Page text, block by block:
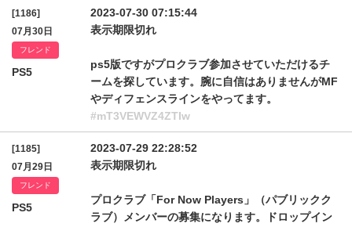
[1186]
07月30日
フレンド
PS5
2023-07-30 07:15:44
表示期限切れ
ps5版ですがプロクラブ参加させていただけるチ
ームを探しています。腕に自信はありませんがMF
やディフェンスラインをやってます。
#mT3VEWVZ4ZTIw
[1185]
07月29日
フレンド
PS5
2023-07-29 22:28:52
表示期限切れ
プロクラブ「For Now Players」（パブリックク
ラブ）メンバーの募集になります。ドロップイン